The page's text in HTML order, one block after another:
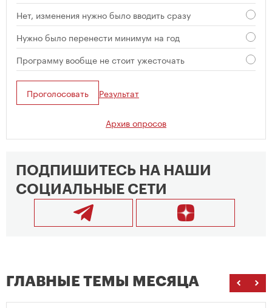
Нет, изменения нужно было вводить сразу
Нужно было перенести минимум на год
Программу вообще не стоит ужесточать
Проголосовать Результат
Архив опросов
ПОДПИШИТЕСЬ НА НАШИ
СОЦИАЛЬНЫЕ СЕТИ
ГЛАВНЫЕ ТЕМЫ МЕСЯЦА